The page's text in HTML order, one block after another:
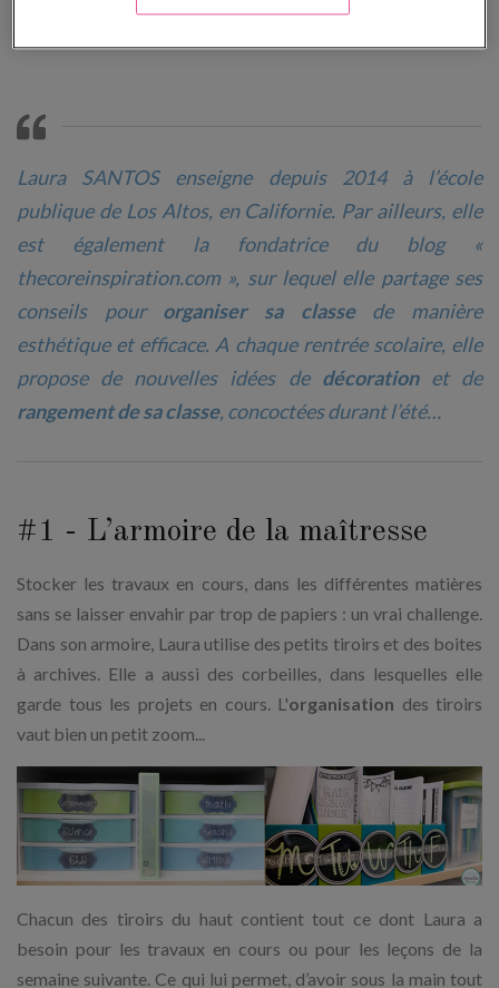
Laura SANTOS enseigne depuis 2014 à l’école
publique de Los Altos, en Californie. Par ailleurs, elle
est également la fondatrice du blog «
thecoreinspiration.com », sur lequel elle partage ses
conseils pour organiser sa classede manière
esthétique et efficace. A chaque rentrée scolaire, elle
propose de nouvelles idées de décoration et de
rangement de sa classe, concoctées durant l’été…
#1 - L’armoire de la maîtresse
Stocker les travaux en cours, dans les différentes matières
sans se laisser envahir par trop de papiers : un vrai challenge.
Dans son armoire, Laura utilise des petits tiroirs et des boites
à archives. Elle a aussi des corbeilles, dans lesquelles elle
garde tous les projets en cours. L'organisation des tiroirs
vaut bien un petit zoom...
Chacun des tiroirs du haut contient tout ce dont Laura a
besoin pour les travaux en cours ou pour les leçons de la
semaine suivante. Ce qui lui permet, d’avoir sous la main tout